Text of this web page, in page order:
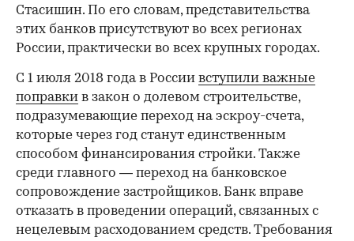
Стасишин. По его словам, представительства
этих банков присутствуют во всех регионах
России, практически во всех крупных городах.
С 1 июля 2018 года в России вступили важные
поправки в закон о долевом строительстве,
подразумевающие переход на эскроу-счета,
которые через год станут единственным
способом финансирования стройки. Также
среди главного — переход на банковское
сопровождение застройщиков. Банк вправе
отказать в проведении операций, связанных с
нецелевым расходованием средств. Требования